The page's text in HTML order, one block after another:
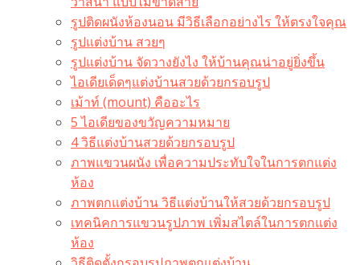
รูปติดผนังห้องนอน มีวิธีเลือกอย่างไร ให้ตรงใจคุณ
รูปแต่งบ้าน สวยๆ
รูปแต่งบ้าน จัดวางยังไง ให้บ้านคุณน่าอยู่ยิ่งขึ้น
ไอเดียเด็ดๆแต่งบ้านสวยด้วยกรอบรูป
เม้าท์ (mount) คืออะไร​
5 ไอเดียของขวัญความหมาย
4 วิธีแต่งบ้านสวยด้วยกรอบรูป
ภาพแขวนผนัง เพื่อความประทับใจในการตกแต่ง
ห้อง
ภาพตกแต่งบ้าน วิธีแต่งบ้านให้สวยด้วยกรอบรูป
เทคนิคการแขวนรูปภาพ เพิ่มสไตล์ในการตกแต่ง
ห้อง